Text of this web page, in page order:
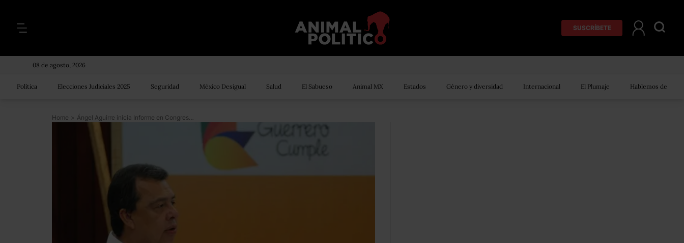
SUSCRÍBETE
08 de agosto, 2026
Política Elecciones Judiciales 2025 Seguridad México Desigual Salud El Sabueso Animal MX Estados Género y diversidad Internacional El Plumaje Hablemos de
Home > Ángel Aguirre inicia Informe en Congreso de Guerrero <i>blindado</i>